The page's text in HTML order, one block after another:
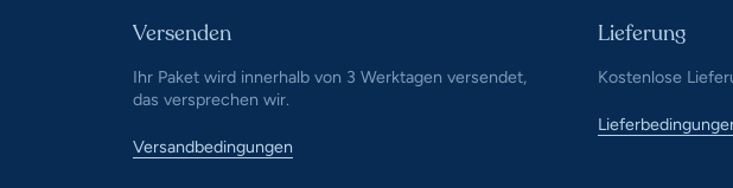
Versenden
Ihr Paket wird innerhalb von 3 Werktagen versendet,
das versprechen wir.
Versandbedingungen
Lieferung
Kostenlose